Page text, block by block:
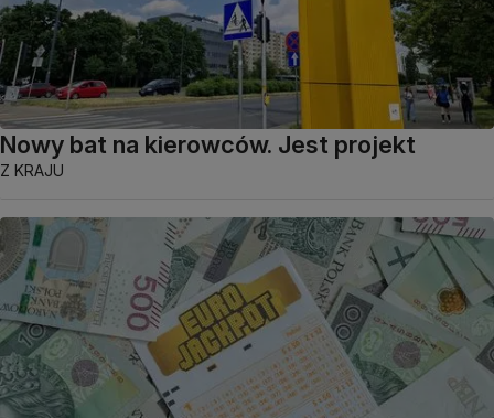
Nowy bat na kierowców. Jest projekt
Z KRAJU